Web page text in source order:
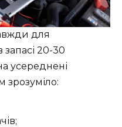
для
20-30
усереднені
зрозуміло: